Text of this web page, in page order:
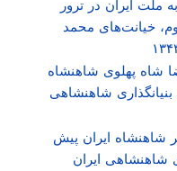
ملت ایران در ترور
خیانت‌های محمد
شاه پهلوی شاهنشاه
جشن‌های ۲۵۰۰ سال بنیانگذاری شاهنشاهی
شاهنشاه ایران پیش
بنیانگذاری شاهنشاهی ایران